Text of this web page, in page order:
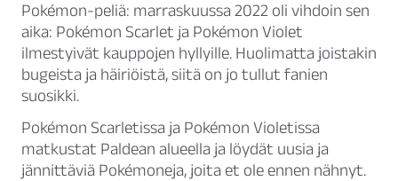
Pokémon-peliä: marraskuussa 2022 oli vihdoin sen
aika: Pokémon Scarlet ja Pokémon Violet
ilmestyivät kauppojen hyllyille. Huolimatta joistakin
bugeista ja häiriöistä, siitä on jo tullut fanien
suosikki.
Pokémon Scarletissa ja Pokémon Violetissa
matkustat Paldean alueella ja löydät uusia ja
jännittäviä Pokémoneja, joita et ole ennen nähnyt.